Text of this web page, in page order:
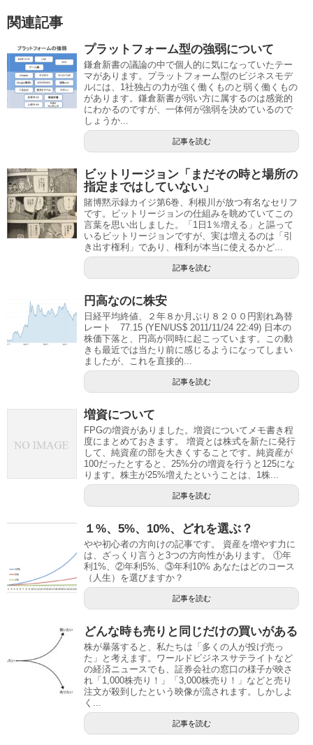
関連記事
プラットフォーム型の強弱について
鎌倉新書の議論の中で個人的に気になっていたテー
マがあります。プラットフォーム型のビジネスモデ
ルには、1社独占の力が強く働くものと弱く働くもの
があります。鎌倉新書が弱い方に属するのは感覚的
にわかるのですが、一体何が強弱を決めているので
しょうか...
記事を読む
ビットリージョン「まだその時と場所の
指定まではしていない」
賭博黙示録カイジ第6巻、利根川が放つ有名なセリフ
です。ビットリージョンの仕組みを眺めていてこの
言葉を思い出しました。「1日1％増える」と謳って
いるビットリージョンですが、実は増えるのは「引
き出す権利」であり、権利が本当に使えるかど...
記事を読む
円高なのに株安
日経平均終値、２年８か月ぶり８２００円割れ為替
レート 77.15 (YEN/US$ 2011/11/24 22:49) 日本の
株価下落と、円高が同時に起こっています。この動
きも最近では当たり前に感じるようになってしまい
ましたが、これを直接的...
記事を読む
増資について
FPGの増資がありました。増資についてメモ書き程
度にまとめておきます。 増資とは株式を新たに発行
して、純資産の部を大きくすることです。純資産が
100だったとすると、25%分の増資を行うと125にな
ります。株主が25%増えたということは、1株...
記事を読む
１%、5%、10%、どれを選ぶ？
やや初心者の方向けの記事です。 資産を増やす力に
は、ざっくり言うと3つの方向性があります。 ①年
利1%、②年利5%、③年利10% あなたはどのコース
（人生）を選びますか？
記事を読む
どんな時も売りと同じだけの買いがある
株が暴落すると、私たちは「多くの人が投げ売っ
た」と考えます。ワールドビジネスサテライトなど
の経済ニュースでも、証券会社の窓口の様子が映さ
れ「1,000株売り！」「3,000株売り！」などと売り
注文が殺到したという映像が流されます。しかしよ
く...
記事を読む